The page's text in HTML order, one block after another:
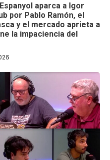
Espanyol aparca a Igor
por Pablo Ramón, el
y el mercado aprieta a
la impaciencia del